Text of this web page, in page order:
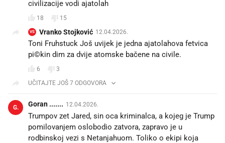
civilizacije vodi ajatolah
18 15
VS Vranko Stojković 12.04.2026.
Toni Fruhstuck Još uvijek je jedna ajatolahova fetvica
pi©kin dim za dvije atomske bačene na civile. 🤣🤣🤣
6
3
UČITAJTE JOŠ 7 ODGOVORA
G. Goran ....... 12.04.2026.
Trumpov zet Jared, sin oca kriminalca, a kojeg je Trump
pomilovanjem oslobodio zatvora, zapravo je u
rodbinskoj vezi s Netanjahuom. Toliko o ekipi koja